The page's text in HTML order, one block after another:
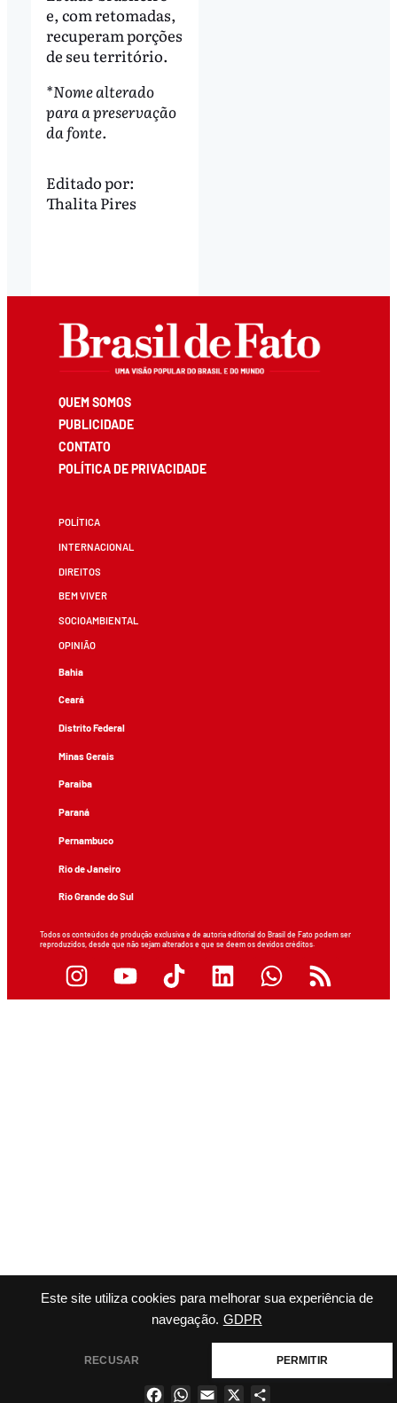
Este site utiliza cookies para melhorar sua experiência de
navegação. GDPR
RECUSAR PERMITIR
e, com retomadas,
recuperam porções
de seu território.
*Nome alterado
para a preservação
da fonte.
Editado por:
Thalita Pires
QUEM SOMOS
PUBLICIDADE
CONTATO
POLÍTICA DE PRIVACIDADE
POLÍTICA
INTERNACIONAL
DIREITOS
BEM VIVER
SOCIOAMBIENTAL
OPINIÃO
Bahia
Ceará
Distrito Federal
Minas Gerais
Paraíba
Paraná
Pernambuco
Rio de Janeiro
Rio Grande do Sul
Todos os conteúdos de produção exclusiva e de autoria editorial do Brasil de Fato podem ser
reproduzidos, desde que não sejam alterados e que se deem os devidos créditos.
FacebookWhatsApp
Email